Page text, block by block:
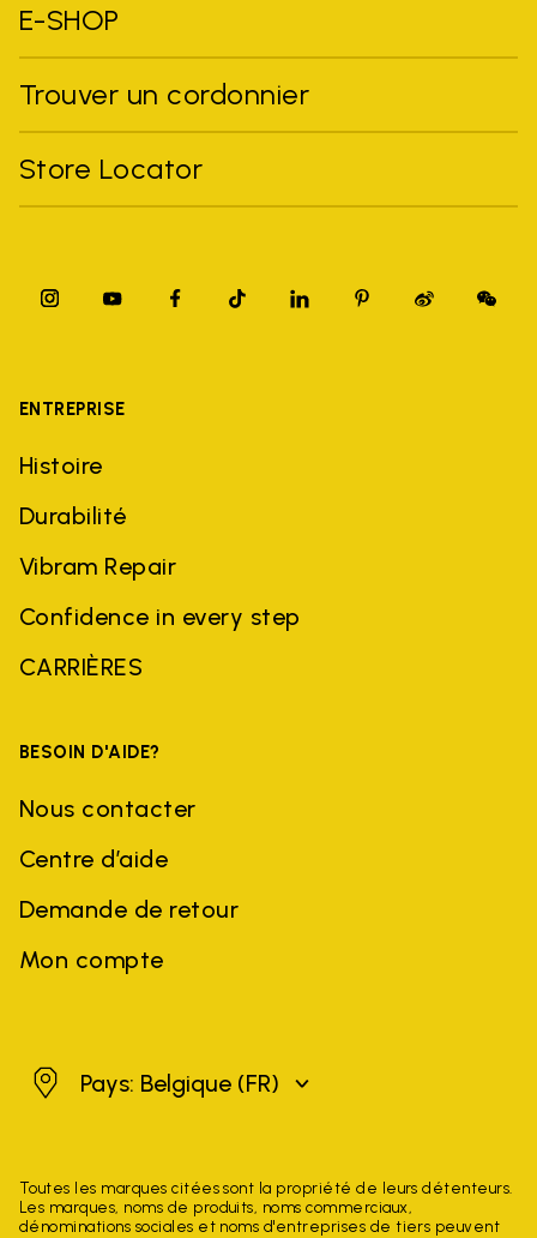
E-SHOP
Trouver un cordonnier
Store Locator
ENTREPRISE
Histoire
Durabilité
Vibram Repair
Confidence in every step
CARRIÈRES
BESOIN D'AIDE?
Nous contacter
Centre d’aide
Demande de retour
Mon compte
BelgiquePays: Belgique (FR)
Toutes les marques citées sont la propriété de leurs détenteurs.
Les marques, noms de produits, noms commerciaux,
dénominations sociales et noms d'entreprises de tiers peuvent